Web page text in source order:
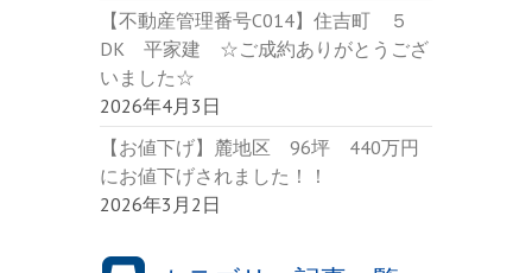
【不動産管理番号C014】住吉町 ５
DK 平家建 ☆ご成約ありがとうござ
いました☆
2026年4月3日
【お値下げ】麓地区 96坪 440万円
にお値下げされました！！
2026年3月2日